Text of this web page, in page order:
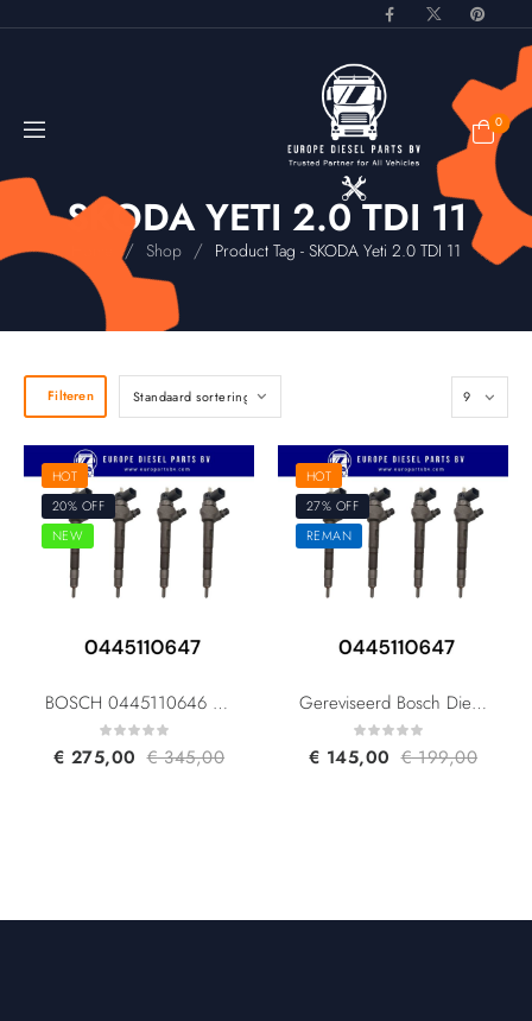
0
SKODA YETI 2.0 TDI 11
/ Shop / Product Tag - SKODA Yeti 2.0 TDI 11
Filteren
HOT
20% OFF
NEW
BOSCH 0445110646 0445110647 03L130277J 03L130277Q For Audi Skoda Seat Volkswagen 2.0 TDI
€ 275,00 €345,00
HOT
27% OFF
REMAN
Gereviseerd Bosch Diesel Injector 0445110646 0445110647 03L130277J 03L130277Q For Audi Skoda Seat Volkswagen 2.0 TDI
€ 145,00 €199,00